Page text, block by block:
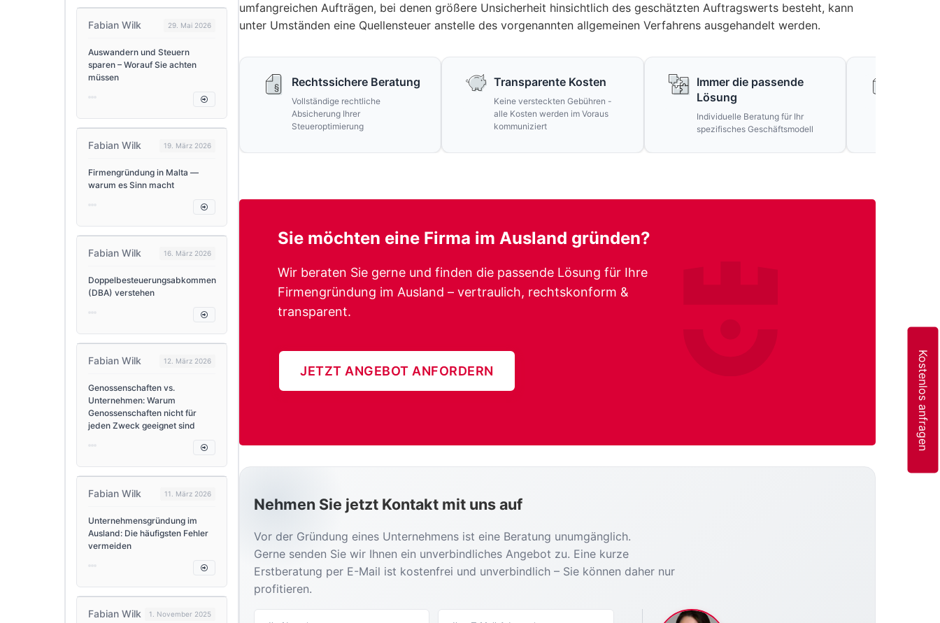
Kostenlos anfragen
Fabian Wilk 29. Mai 2026
Auswandern und Steuern
sparen – Worauf Sie achten
müssen
Fabian Wilk 19. März 2026
Firmengründung in Malta —
warum es Sinn macht
Fabian Wilk 16. März 2026
Doppelbesteuerungsabkommen
(DBA) verstehen
Fabian Wilk 12. März 2026
Genossenschaften vs.
Unternehmen: Warum
Genossenschaften nicht für
jeden Zweck geeignet sind
Fabian Wilk 11. März 2026
Unternehmensgründung im
Ausland: Die häufigsten Fehler
vermeiden
Fabian Wilk 1. November 2025
umfangreichen Aufträgen, bei denen größere Unsicherheit hinsichtlich des geschätzten Auftragswerts besteht, kann
unter Umständen eine Quellensteuer anstelle des vorgenannten allgemeinen Verfahrens ausgehandelt werden.
Rechtssichere Beratung
Vollständige rechtliche
Absicherung Ihrer
Steueroptimierung
Transparente Kosten
Keine versteckten Gebühren -
alle Kosten werden im Voraus
kommuniziert
Immer die passende
Lösung
Individuelle Beratung für Ihr
spezifisches Geschäftsmodell
Sie möchten eine Firma im Ausland gründen?
Wir beraten Sie gerne und finden die passende Lösung für Ihre
Firmengründung im Ausland – vertraulich, rechtskonform &
transparent.
JETZT ANGEBOT ANFORDERN
Nehmen Sie jetzt Kontakt mit uns auf
Vor der Gründung eines Unternehmens ist eine Beratung unumgänglich.
Gerne senden Sie wir Ihnen ein unverbindliches Angebot zu. Eine kurze
Erstberatung per E-Mail ist kostenfrei und unverbindlich – Sie können daher nur
profitieren.